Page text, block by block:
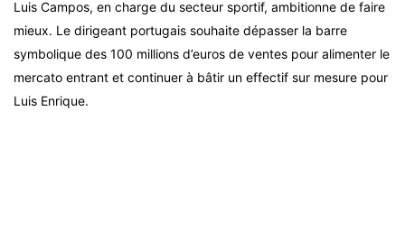
Luis Campos, en charge du secteur sportif, ambitionne de faire
mieux. Le dirigeant portugais souhaite dépasser la barre
symbolique des 100 millions d’euros de ventes pour alimenter le
mercato entrant et continuer à bâtir un effectif sur mesure pour
Luis Enrique.